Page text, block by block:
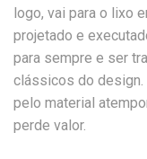
logo, vai para o lixo
projetado e
para sempre e ser
clássicos do design.
pelo material
perde valor.